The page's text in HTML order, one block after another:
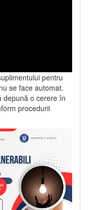
pentru
se face automat.
depună o cerere în
procedurii